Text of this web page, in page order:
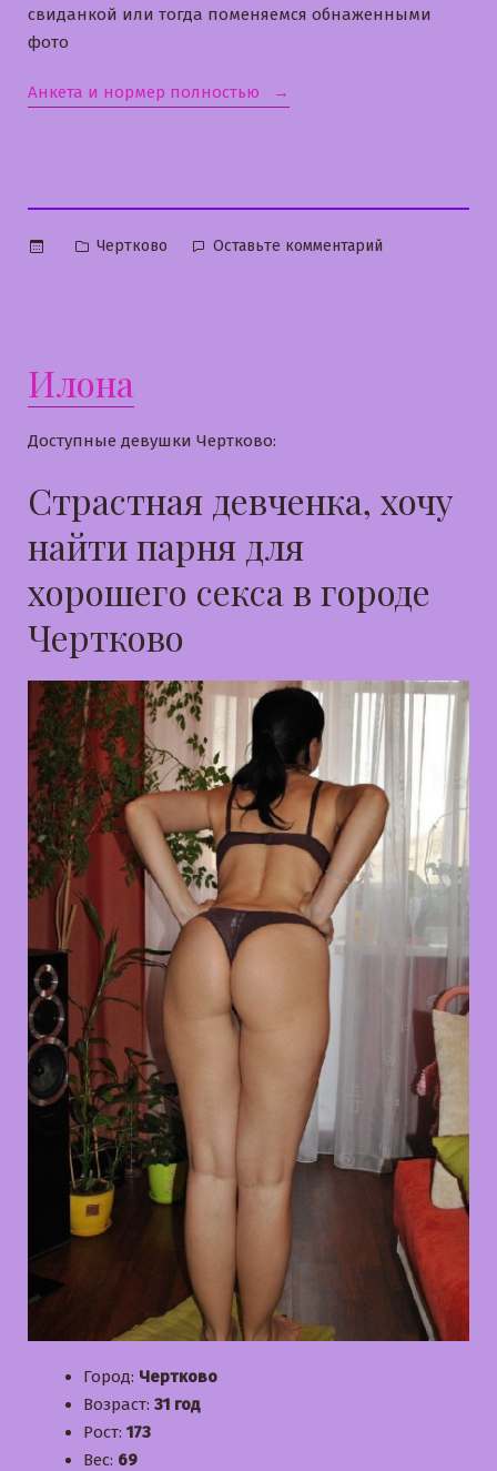
свиданкой или тогда поменяемся обнаженными
фото
Анкета и нормер полностью «Светуля»
Опубликовано
Чертково Оставьте комментарий
Илона
Доступные девушки Чертково:
Страстная девченка, хочу
найти парня для
хорошего секса в городе
Чертково
Город: Чертково
Возраст: 31 год
Рост: 173
Вес: 69